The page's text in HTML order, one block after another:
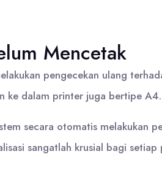
Mencetak
pengecekan ulang
ke dalam printer juga bertipe A4.
secara otomatis
sangatlah krusial bagi setiap